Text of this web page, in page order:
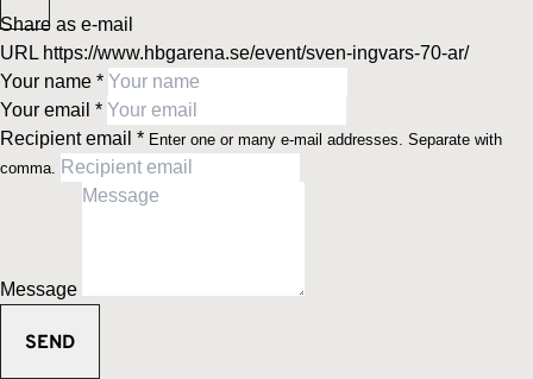
Share as e-mail
URL https://www.hbgarena.se/event/sven-ingvars-70-ar/
Your name *
Your email *
Recipient email * Enter one or many e-mail addresses. Separate with
comma.
Message